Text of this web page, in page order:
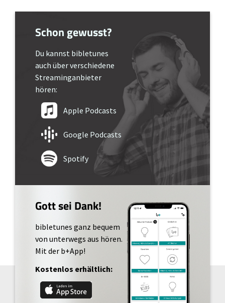
Schon gewusst?
Du kannst bibletunes
auch über verschiedene
Streaminganbieter
hören:
Apple Podcasts
Google Podcasts
Spotify
Gott sei Dank!
bibletunes ganz bequem
von unterwegs aus hören.
Mit der b+App!
Kostenlos erhältlich: